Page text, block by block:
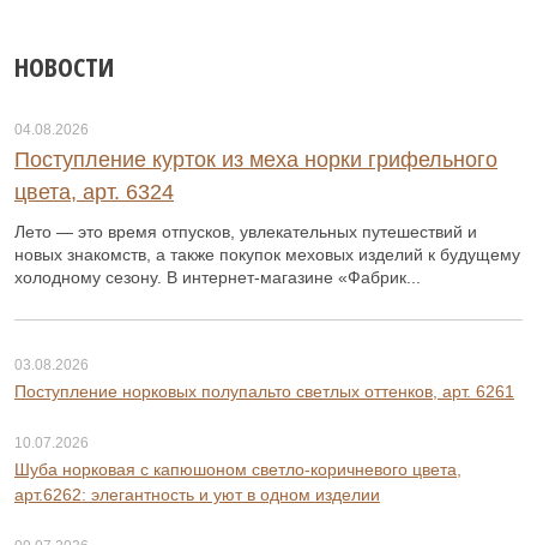
НОВОСТИ
04.08.2026
Поступление курток из меха норки грифельного
цвета, арт. 6324
Лето — это время отпусков, увлекательных путешествий и
новых знакомств, а также покупок меховых изделий к будущему
холодному сезону. В интернет-магазине «Фабрик...
03.08.2026
Поступление норковых полупальто светлых оттенков, арт. 6261
10.07.2026
Шуба норковая с капюшоном светло-коричневого цвета,
арт.6262: элегантность и уют в одном изделии